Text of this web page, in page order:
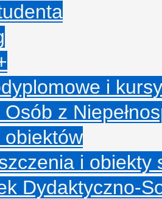
i kursy
z
i obiekty
Dydaktyczno-